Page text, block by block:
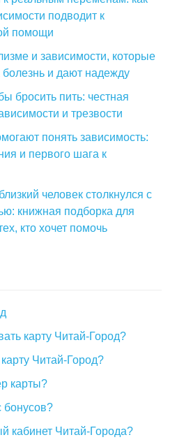
подводит к
помощи
и зависимости, которые
и дают надежду
бросить пить: честная
и трезвости
понять зависимость:
и первого шага к
человек столкнулся с
книжная подборка для
кто хочет помочь
карту Читай-Город?
Читай-Город?
карты?
бонусов?
кабинет Читай-Города?